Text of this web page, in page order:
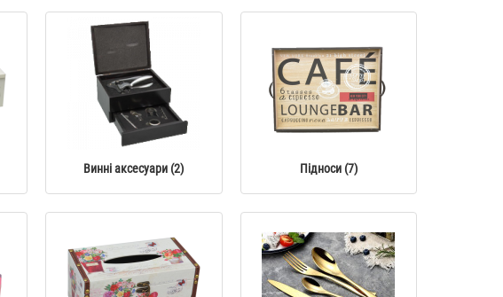
589 грн.
Диспенсер для рідкого мила
"Stenson" YX027
"Marva" YX049
219 грн.
489 грн. 323 грн.
0
Фотоальбом власними руками
вел. "Compass" AB429
629 грн. 415 грн.
Фотоальбом "Власними руками"
AB431
Винні аксесуари (2) Підноси (7)